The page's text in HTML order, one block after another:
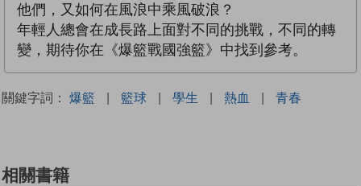
他們，又如何在風浪中乘風破浪？
年輕人總會在成長路上面對不同的挑戰，不同的轉
變，期待你在《爆籃戰國強籃》中找到參考。
關鍵字詞： 爆籃 | 籃球 | 學生 | 熱血 | 青春
相關書籍